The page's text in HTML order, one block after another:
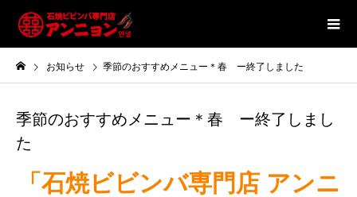
お知らせ 季節のおすすめメニュー＊春 ー終了しました
季節のおすすめメニュー＊春 ー終了しまし
た
「石焼ビビンバ専門店 アンニ